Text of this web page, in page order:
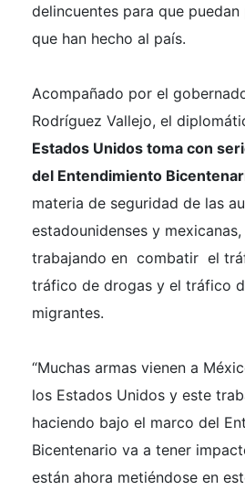
delincuentes para que
que han hecho al país.
Acompañado por el
Rodríguez Vallejo, el
Estados Unidos toma con
del Entendimiento
materia de seguridad de las
estadounidenses y
trabajando en combatir el
tráfico de drogas y el tráfico
migrantes.
“Muchas armas vienen a
los Estados Unidos y este
haciendo bajo el marco del
Bicentenario va a tener
están ahora metiéndose en